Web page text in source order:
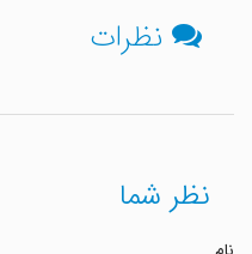
نظرات
نظر شما